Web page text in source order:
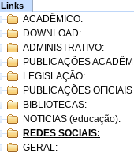
Links
ACADÊMICO:
DOWNLOAD:
ADMINISTRATIVO:
PUBLICAÇÕES
LEGISLAÇÃO:
PUBLICAÇÕES
BIBLIOTECAS:
NOTICIAS (educação):
REDES SOCIAIS:
GERAL: